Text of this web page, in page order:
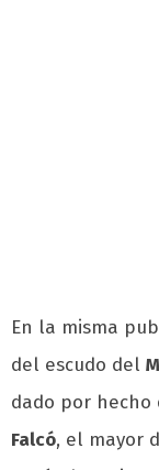
En la misma
del escudo del
dado por hecho
Falcó, el mayor